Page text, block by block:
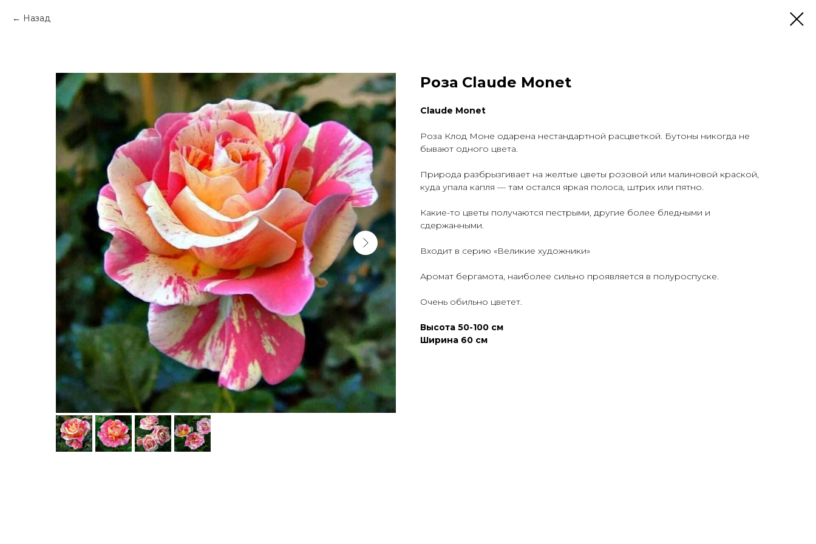
Назад
Роза Claude Monet
Claude Monet
Роза Клод Моне одарена нестандартной расцветкой. Бутоны никогда не
бывают одного цвета.
Природа разбрызгивает на желтые цветы розовой или малиновой краской,
куда упала капля — там остался яркая полоса, штрих или пятно.
Какие-то цветы получаются пестрыми, другие более бледными и
сдержанными.
Входит в серию «Великие художники»
Аромат бергамота, наиболее сильно проявляется в полуроспуске.
Очень обильно цветет.
Высота 50-100 см
Ширина 60 см